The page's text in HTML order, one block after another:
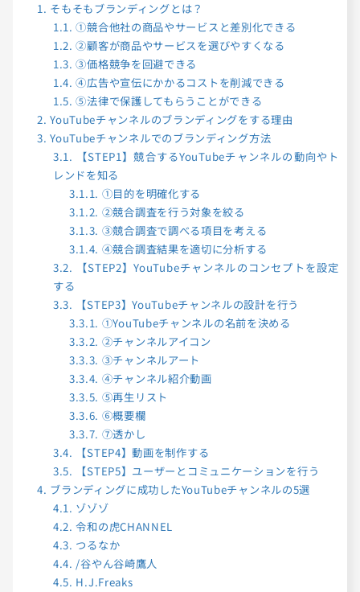
1. そもそもブランディングとは？
1.1. ①競合他社の商品やサービスと差別化できる
1.2. ②顧客が商品やサービスを選びやすくなる
1.3. ③価格競争を回避できる
1.4. ④広告や宣伝にかかるコストを削減できる
1.5. ⑤法律で保護してもらうことができる
2. YouTubeチャンネルのブランディングをする理由
3. YouTubeチャンネルでのブランディング方法
3.1. 【STEP1】競合するYouTubeチャンネルの動向やト
レンドを知る
3.1.1. ①目的を明確化する
3.1.2. ②競合調査を行う対象を絞る
3.1.3. ③競合調査で調べる項目を考える
3.1.4. ④競合調査結果を適切に分析する
3.2. 【STEP2】YouTubeチャンネルのコンセプトを設定
する
3.3. 【STEP3】YouTubeチャンネルの設計を行う
3.3.1. ①YouTubeチャンネルの名前を決める
3.3.2. ②チャンネルアイコン
3.3.3. ③チャンネルアート
3.3.4. ④チャンネル紹介動画
3.3.5. ⑤再生リスト
3.3.6. ⑥概要欄
3.3.7. ⑦透かし
3.4. 【STEP4】動画を制作する
3.5. 【STEP5】ユーザーとコミュニケーションを行う
4. ブランディングに成功したYouTubeチャンネルの5選
4.1. ゾゾゾ
4.2. 令和の虎CHANNEL
4.3. つるなか
4.4. /谷やん谷崎鷹人
4.5. H.J.Freaks